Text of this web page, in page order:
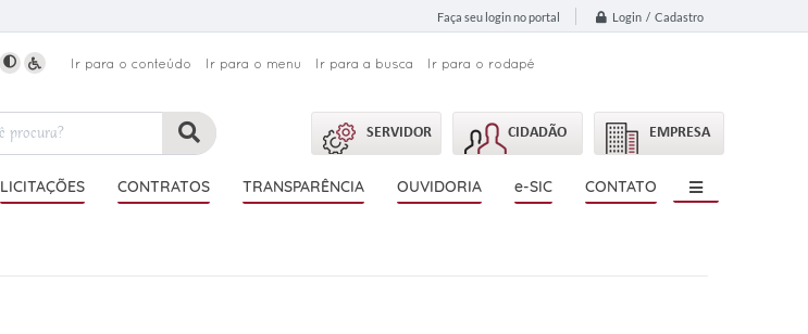
Faça seu login no portal Login / Cadastro
Ir para o conteúdo Ir para o menu Ir para a busca Ir para o rodapé
SERVIDOR CIDADÃO EMPRESA
LICITAÇÕES CONTRATOS TRANSPARÊNCIA OUVIDORIA e-SIC CONTATO